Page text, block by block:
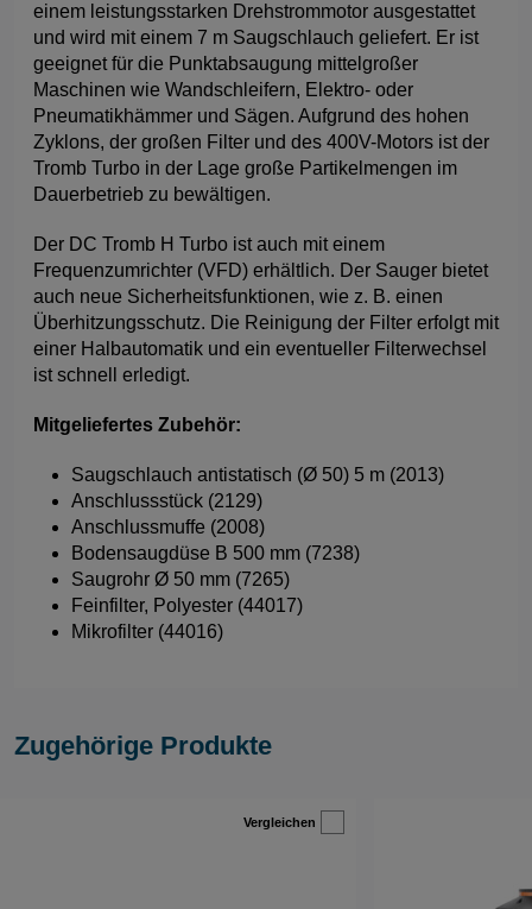
einem leistungsstarken Drehstrommotor ausgestattet
und wird mit einem 7 m Saugschlauch geliefert. Er ist
geeignet für die Punktabsaugung mittelgroßer
Maschinen wie Wandschleifern, Elektro- oder
Pneumatikhämmer und Sägen. Aufgrund des hohen
Zyklons, der großen Filter und des 400V-Motors ist der
Tromb Turbo in der Lage große Partikelmengen im
Dauerbetrieb zu bewältigen.
Der DC Tromb H Turbo ist auch mit einem
Frequenzumrichter (VFD) erhältlich. Der Sauger bietet
auch neue Sicherheitsfunktionen, wie z. B. einen
Überhitzungsschutz. Die Reinigung der Filter erfolgt mit
einer Halbautomatik und ein eventueller Filterwechsel
ist schnell erledigt.
Mitgeliefertes Zubehör:
Saugschlauch antistatisch (Ø 50) 5 m (2013)
Anschlussstück (2129)
Anschlussmuffe (2008)
Bodensaugdüse B 500 mm (7238)
Saugrohr Ø 50 mm (7265)
Feinfilter, Polyester (44017)
Mikrofilter (44016)
Zugehörige Produkte
Vergleichen